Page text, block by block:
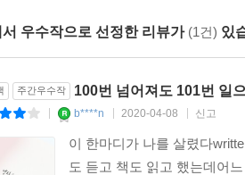
불행할 땐 책을 읽어요」 중에서
콘텐츠를 만들어가려고 합니다. 깨달
이디 ‘쑥샘TV’)
없어서 늘 망설이다가 기회를 놓치
이디 ‘이쁜나’)
우수작으로 선정한 리뷰가 (1건) 있
주간우수작 100번 넘어져도 101번 일
b****n 2020-04-08 신고
이 한마디가 나를 살렸다
도 듣고 책도 읽고 했는데어